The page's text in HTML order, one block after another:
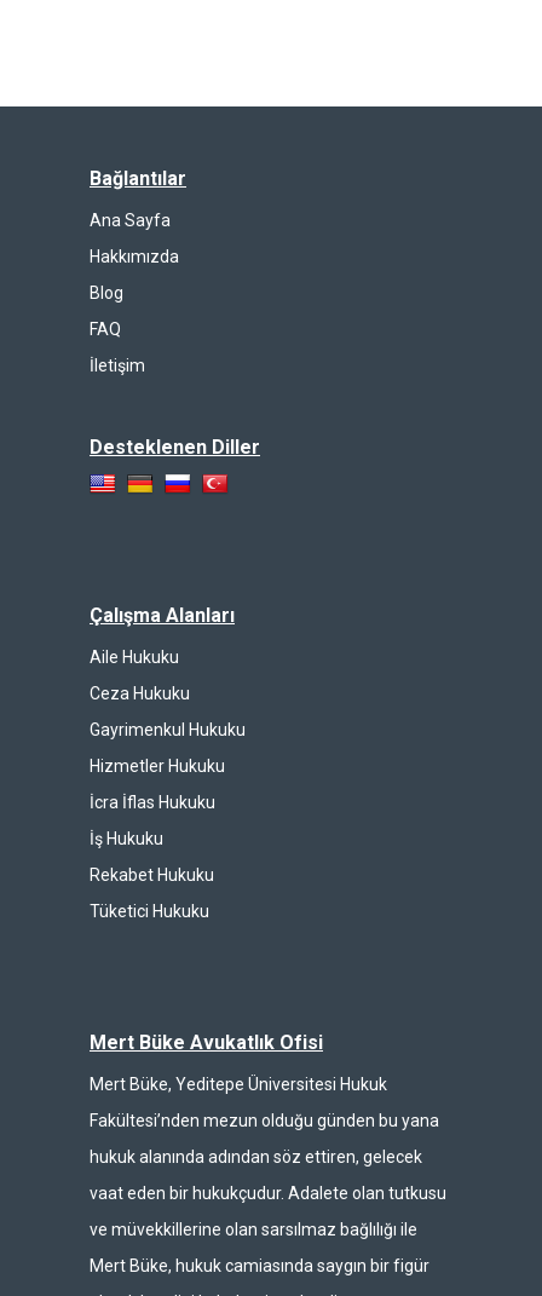
Bağlantılar
Ana Sayfa
Hakkımızda
Blog
FAQ
İletişim
Desteklenen Diller
Çalışma Alanları
Aile Hukuku
Ceza Hukuku
Gayrimenkul Hukuku
Hizmetler Hukuku
İcra İflas Hukuku
İş Hukuku
Rekabet Hukuku
Tüketici Hukuku
Mert Büke Avukatlık Ofisi
Mert Büke, Yeditepe Üniversitesi Hukuk
Fakültesi’nden mezun olduğu günden bu yana
hukuk alanında adından söz ettiren, gelecek
vaat eden bir hukukçudur. Adalete olan tutkusu
ve müvekkillerine olan sarsılmaz bağlılığı ile
Mert Büke, hukuk camiasında saygın bir figür